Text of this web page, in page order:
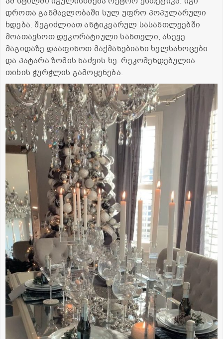
დროთა განმავლობაში სულ უფრო პოპულარული
ხდება. შეგიძლიათ ანტიკვარულ სასანთლეებში
მოათავსოთ დეკორატიული სანთელი, ასევე
მაგიდაზე დააფინოთ მაქმანებიანი ხელსახოცები
და პატარა ზომის ნაძვის ხე. რეკომენდებულია
თიხის ჭურჭლის გამოყენება.